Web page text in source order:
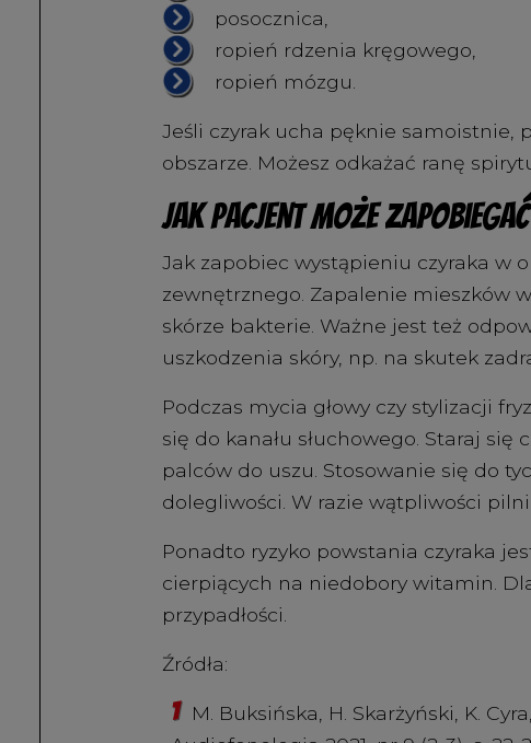
posocznica,
ropień rdzenia kręgowego,
ropień mózgu.
Jeśli czyrak ucha pęknie samoistnie,
obszarze. Możesz odkażać ranę
Jak pacjent może
Jak zapobiec wystąpieniu czyraka w
zewnętrznego. Zapalenie mieszków
skórze bakterie. Ważne jest też
uszkodzenia skóry, np. na skutek
Podczas mycia głowy czy stylizacji
się do kanału słuchowego. Staraj
palców do uszu. Stosowanie się do
dolegliwości. W razie wątpliwości
Ponadto ryzyko powstania czyraka
cierpiących na niedobory witamin.
przypadłości.
Źródła:
M. Buksińska, H. Skarżyński, K.